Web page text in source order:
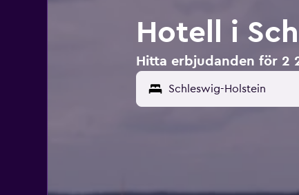
Hotell i
Hitta erbjudanden för 2